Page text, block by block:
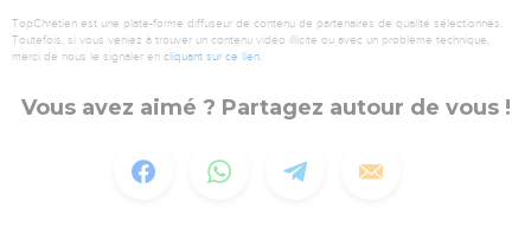
TopChrétien est une plate-forme diffuseur de contenu de partenaires de qualité sélectionnés.
Toutefois, si vous veniez à trouver un contenu vidéo illicite ou avec un problème technique,
merci de nous le signaler en cliquant sur ce lien.
Vous avez aimé ? Partagez autour de vous !